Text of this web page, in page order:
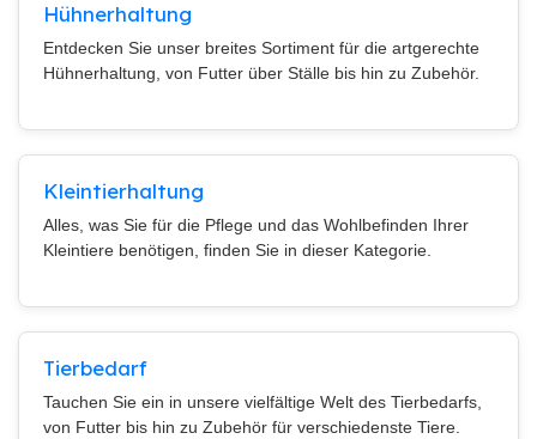
Hühnerhaltung
Entdecken Sie unser breites Sortiment für die artgerechte
Hühnerhaltung, von Futter über Ställe bis hin zu Zubehör.
Kleintierhaltung
Alles, was Sie für die Pflege und das Wohlbefinden Ihrer
Kleintiere benötigen, finden Sie in dieser Kategorie.
Tierbedarf
Tauchen Sie ein in unsere vielfältige Welt des Tierbedarfs,
von Futter bis hin zu Zubehör für verschiedenste Tiere.